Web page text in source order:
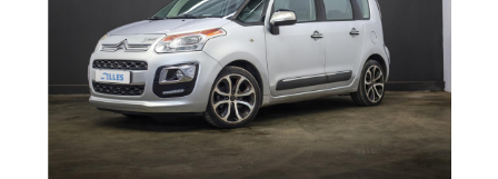
Verkocht
Vacatures
Contact